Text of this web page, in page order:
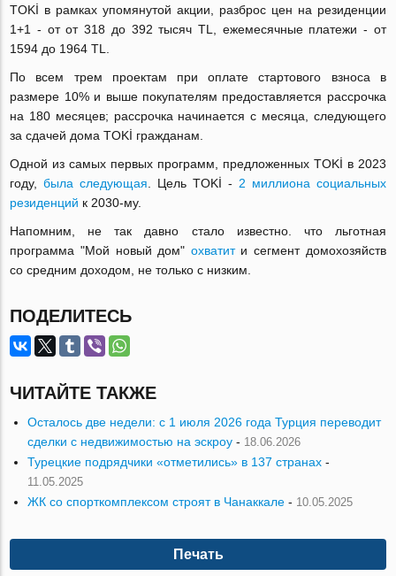
TOKİ в рамках упомянутой акции, разброс цен на резиденции
1+1 - от от 318 до 392 тысяч TL, ежемесячные платежи - от
1594 до 1964 TL.
По всем трем проектам при оплате стартового взноса в
размере 10% и выше покупателям предоставляется рассрочка
на 180 месяцев; рассрочка начинается с месяца, следующего
за сдачей дома TOKİ гражданам.
Одной из самых первых программ, предложенных TOKİ в 2023
году,была следующая . Цель TOKİ - 2 миллиона социальных
резиденций к 2030-му.
Напомним, не так давно стало известно. что льготная
программа "Мой новый дом" охватити сегмент домохозяйств
со средним доходом, не только с низким.
ПОДЕЛИТЕСЬ
ЧИТАЙТЕ ТАКЖЕ
Осталось две недели: с 1 июля 2026 года Турция переводит
сделки с недвижимостью на эскроу - 18.06.2026
Турецкие подрядчики «отметились» в 137 странах -
11.05.2025
ЖК со спорткомплексом строят в Чанаккале - 10.05.2025
Печать